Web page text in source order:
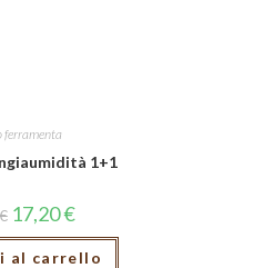
ferramenta
1+1
17,20€
al carrello